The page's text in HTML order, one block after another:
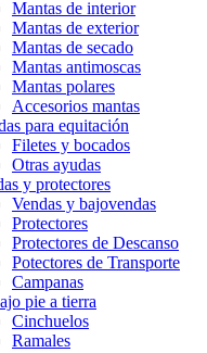
Mantas de interior
Mantas de exterior
Mantas de secado
Mantas antimoscas
Mantas polares
Accesorios mantas
para equitación
Filetes y bocados
Otras ayudas
y protectores
Vendas y bajovendas
Protectores
Protectores de Descanso
Potectores de Transporte
Campanas
pie a tierra
Cinchuelos
Ramales